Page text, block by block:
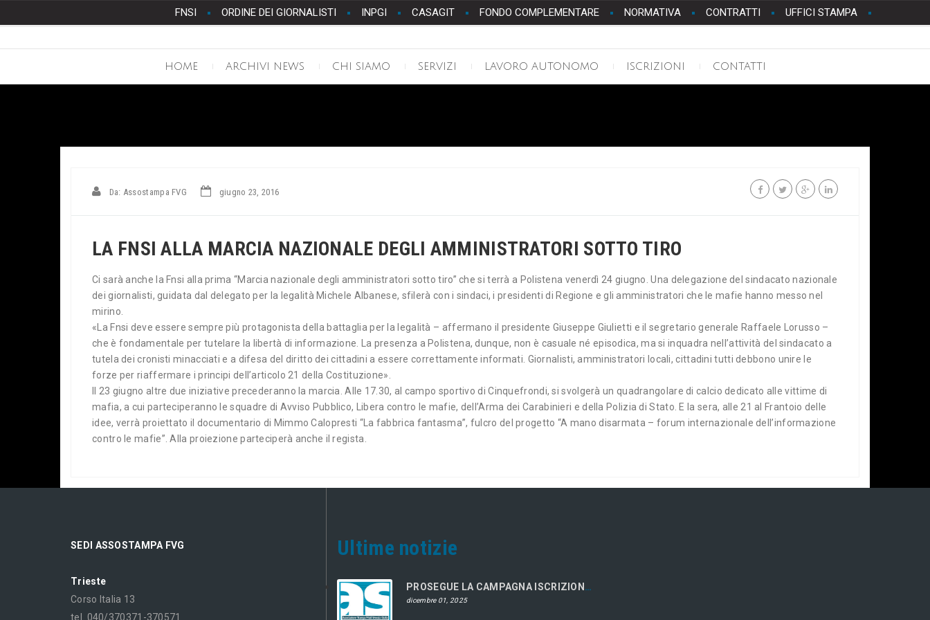
FNSI ORDINE DEI GIORNALISTI INPGI CASAGIT FONDO COMPLEMENTARE NORMATIVA CONTRATTI UFFICI STAMPA
HOME ARCHIVI NEWS CHI SIAMO SERVIZI LAVORO AUTONOMO ISCRIZIONI CONTATTI
Da: Assostampa FVG giugno 23, 2016
LA FNSI ALLA MARCIA NAZIONALE DEGLI AMMINISTRATORI SOTTO TIRO
Ci sarà anche la Fnsi alla prima “Marcia nazionale degli amministratori sotto tiro” che si terrà a Polistena venerdì 24 giugno. Una delegazione del sindacato nazionale
dei giornalisti, guidata dal delegato per la legalità Michele Albanese, sfilerà con i sindaci, i presidenti di Regione e gli amministratori che le mafie hanno messo nel
mirino.
«La Fnsi deve essere sempre più protagonista della battaglia per la legalità – affermano il presidente Giuseppe Giulietti e il segretario generale Raffaele Lorusso –
che è fondamentale per tutelare la libertà di informazione. La presenza a Polistena, dunque, non è casuale né episodica, ma si inquadra nell’attività del sindacato a
tutela dei cronisti minacciati e a difesa del diritto dei cittadini a essere correttamente informati. Giornalisti, amministratori locali, cittadini tutti debbono unire le
forze per riaffermare i principi dell’articolo 21 della Costituzione».
Il 23 giugno altre due iniziative precederanno la marcia. Alle 17.30, al campo sportivo di Cinquefrondi, si svolgerà un quadrangolare di calcio dedicato alle vittime di
mafia, a cui parteciperanno le squadre di Avviso Pubblico, Libera contro le mafie, dell’Arma dei Carabinieri e della Polizia di Stato. E la sera, alle 21 al Frantoio delle
idee, verrà proiettato il documentario di Mimmo Calopresti “La fabbrica fantasma”, fulcro del progetto “A mano disarmata – forum internazionale dell’informazione
contro le mafie”. Alla proiezione parteciperà anche il regista.
SEDI ASSOSTAMPA FVG
Trieste
Corso Italia 13
tel. 040/370371-370571
Ultime notizie
PROSEGUE LA CAMPAGNA ISCRIZIONI 2026
dicembre 01, 2025